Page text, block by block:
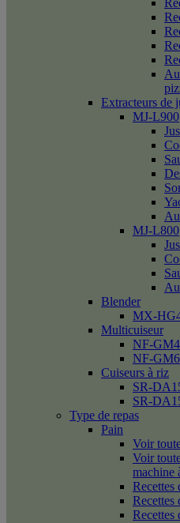
Extracteurs de
MJ-L900
Jus
MJ-L800
Jus
Blender
MX-
Multicuiseur
NF-
NF-
Cuiseurs à riz
SR-
SR-
Type de repas
Pain
Voir
Voir
machine
Recettes
Recettes
Recettes